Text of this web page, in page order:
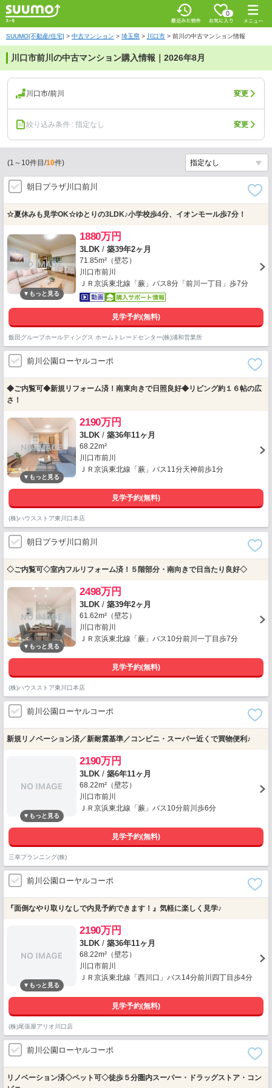
0
SUUMO[不動産/住宅] > 中古マンション > 埼玉県 > 川口市 > 前川の中古マンション情報
川口市前川の中古マンション購入情報｜2026年8月
川口市/前川 変更
絞り込み条件 : 指定なし 変更
(1 ～ 10件目/10件)
朝日プラザ川口前川
☆夏休みも見学OK☆ゆとりの3LDK♪小学校歩4分、イオンモール歩7分！
1880万円
3LDK / 築39年2ヶ月
71.85m²（壁芯）
川口市前川
ＪＲ京浜東北線「蕨」バス8分「前川一丁目」歩7分
見学予約(無料)
飯田グループホールディングス ホームトレードセンター(株)浦和営業所
前川公園ローヤルコーポ
◆ご内覧可◆新規リフォーム済！南東向きで日照良好◆リビング約１６帖の広
さ！
2190万円
3LDK / 築36年11ヶ月
68.22m²
川口市前川
ＪＲ京浜東北線「蕨」バス11分天神前歩1分
見学予約(無料)
(株)ハウスストア東川口本店
朝日プラザ川口前川
◇ご内覧可◇室内フルリフォーム済！５階部分・南向きで日当たり良好◇
2498万円
3LDK / 築39年2ヶ月
61.62m²（壁芯）
川口市前川
ＪＲ京浜東北線「蕨」バス10分前川一丁目歩7分
見学予約(無料)
(株)ハウスストア東川口本店
前川公園ローヤルコーポ
新規リノベーション済／新耐震基準／コンビニ・スーパー近くで買物便利♪
2190万円
3LDK / 築6年11ヶ月
68.22m²（壁芯）
川口市前川
ＪＲ京浜東北線「蕨」バス10分前川歩6分
見学予約(無料)
三幸プランニング(株)
前川公園ローヤルコーポ
『面倒なやり取りなしで内見予約できます！』気軽に楽しく見学♪
2190万円
3LDK / 築36年11ヶ月
68.22m²（壁芯）
川口市前川
ＪＲ京浜東北線「西川口」バス14分前川四丁目歩4分
見学予約(無料)
(株)尾張屋アリオ川口店
前川公園ローヤルコーポ
リノベーション済◇ペット可◇徒歩５分圏内スーパー・ドラッグストア・コン